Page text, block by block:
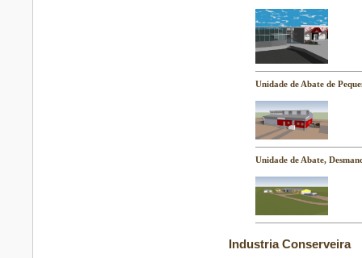
Unidade de Abate de
Unidade de Abate,
Industria Conserveira